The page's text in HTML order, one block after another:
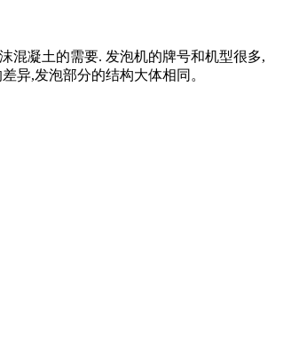
混凝土的需要. 发泡机的牌号和机型很多,
异,发泡部分的结构大体相同。